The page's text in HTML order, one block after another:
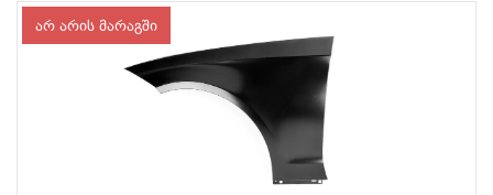
არ არის მარაგში